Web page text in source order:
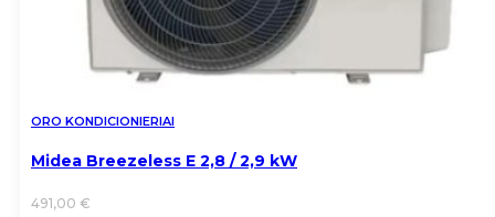
ORO KONDICIONIERIAI
Midea Breezeless E 2,8 / 2,9 kW
491,00 €